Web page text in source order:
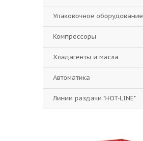
Упаковочное оборудование
Компрессоры
Хладагенты и масла
Автоматика
Линии раздачи "HOT-LINE"